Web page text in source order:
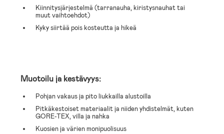
Kiinnitysjärjestelmä (tarranauha, kiristysnauhat tai
muut vaihtoehdot)
Kyky siirtää pois kosteutta ja hikeä
Muotoilu ja kestävyys:
Pohjan vakaus ja pito liukkailla alustoilla
Pitkäkestoiset materiaalit ja niiden yhdistelmät, kuten
GORE-TEX, villa ja nahka
Kuosien ja värien monipuolisuus